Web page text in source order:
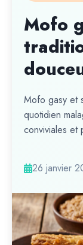
Mofo
Mofo gasy et
quotidien
conviviales et
26 janvier